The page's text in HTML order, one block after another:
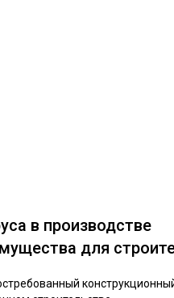
в производстве
для